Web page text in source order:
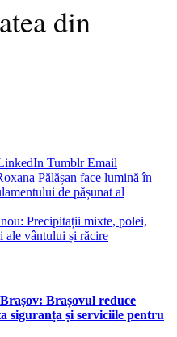
din
Tumblr Email
Pălășan face lumină în
de pășunat al
Precipitații mixte, polei,
ale vântului și răcire
Brașovul reduce
siguranța și serviciile pentru